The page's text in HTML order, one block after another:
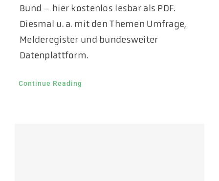
Bund – hier kostenlos lesbar als PDF.
Diesmal u. a. mit den Themen Umfrage,
Melderegister und bundesweiter
Datenplattform.
Continue Reading